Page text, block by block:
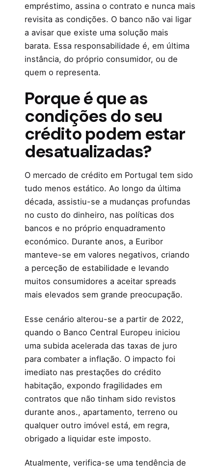
empréstimo, assina o contrato e nunca mais
revisita as condições. O banco não vai ligar
a avisar que existe uma solução mais
barata. Essa responsabilidade é, em última
instância, do próprio consumidor, ou de
quem o representa.
Porque é que as
condições do seu
crédito podem estar
desatualizadas?
O mercado de crédito em Portugal tem sido
tudo menos estático. Ao longo da última
década, assistiu-se a mudanças profundas
no custo do dinheiro, nas políticas dos
bancos e no próprio enquadramento
económico. Durante anos, a Euribor
manteve-se em valores negativos, criando
a perceção de estabilidade e levando
muitos consumidores a aceitar spreads
mais elevados sem grande preocupação.
Esse cenário alterou-se a partir de 2022,
quando o Banco Central Europeu iniciou
uma subida acelerada das taxas de juro
para combater a inflação. O impacto foi
imediato nas prestações do crédito
habitação, expondo fragilidades em
contratos que não tinham sido revistos
durante anos., apartamento, terreno ou
qualquer outro imóvel está, em regra,
obrigado a liquidar este imposto.
Atualmente, verifica-se uma tendência de